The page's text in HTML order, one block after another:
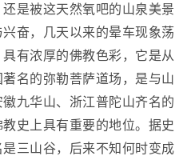
是被这天然氧吧的山泉美景
奋，几天以来的晕车现象荡
有浓厚的佛教色彩，它是从
名的弥勒菩萨道场，是与山
九华山、浙江普陀山齐名的
史上具有重要的地位。据史
三山谷，后来不知何时变成